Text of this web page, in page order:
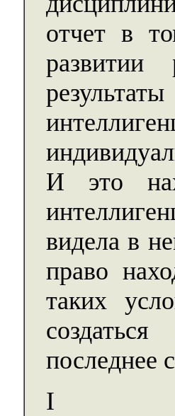
отчет в
развитии
И это
видела в
право
таких
последнее
I